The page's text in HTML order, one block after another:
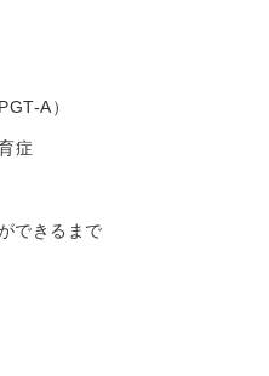
A）
症
できるまで